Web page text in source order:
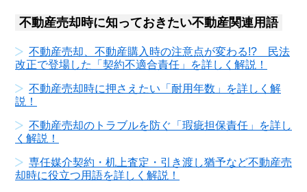
不動産売却時に知っておきたい不動産関連用語
不動産売却、不動産購入時の注意点が変わる!? 民法
改正で登場した「契約不適合責任」を詳しく解説！
不動産売却時に押さえたい「耐用年数」を詳しく解
説！
不動産売却のトラブルを防ぐ「瑕疵担保責任」を詳し
く解説！
専任媒介契約・机上査定・引き渡し猶予など不動産売
却時に役立つ用語を詳しく解説！